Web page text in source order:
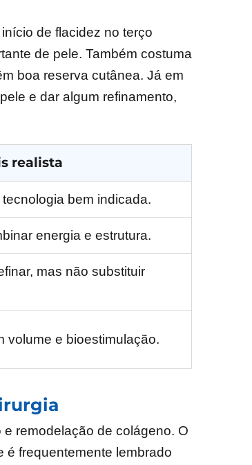
de flacidez no terço
de pele. Também costuma
boa reserva cutânea. Já em
e dar algum refinamento,
realista
bem indicada.
energia e estrutura.
mas não substituir
volume e bioestimulação.
remodelação de colágeno. O
é frequentemente lembrado